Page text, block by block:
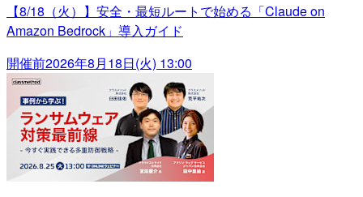
【8/18（火）】安全・最短ルートで始める「Claude on
Amazon Bedrock」導入ガイド
開催前2026年8月18日(火) 13:00